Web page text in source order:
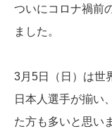
ついにコロナ禍前
ました。
3月5日（日）は世
日本人選手が揃い
た方も多いと思い